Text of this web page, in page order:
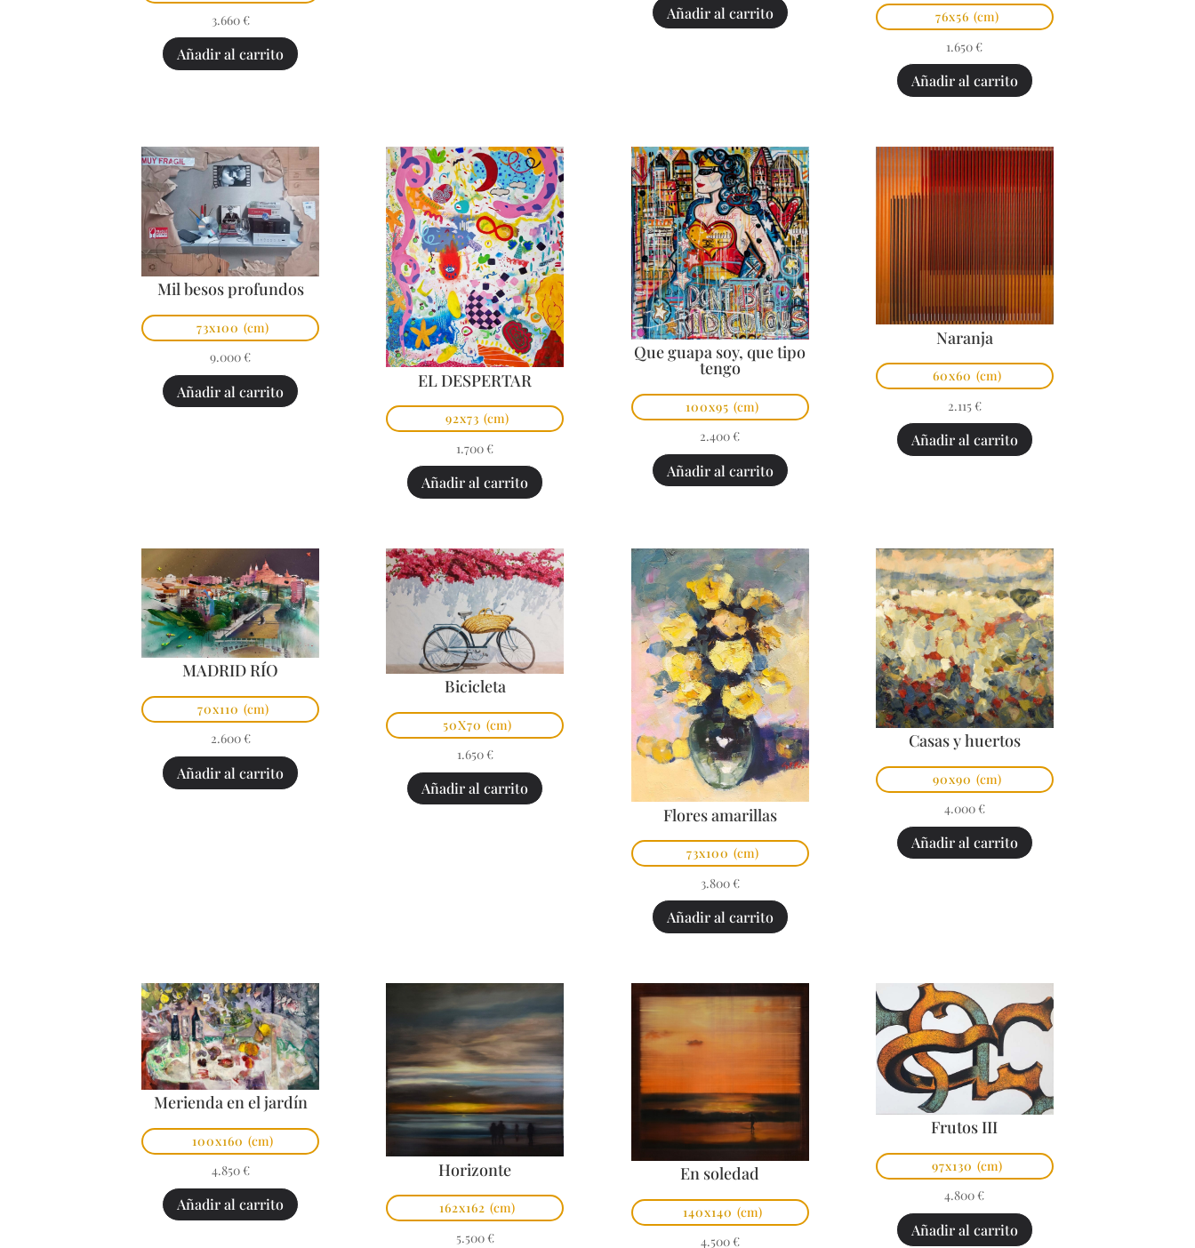
3.660 €
Añadir al carrito
Añadir al carrito 76x56 (cm)
1.650 €
Añadir al carrito
Mil besos profundos
73x100 (cm)
9.000 €
Añadir al carrito
EL DESPERTAR
92x73 (cm)
1.700 €
Añadir al carrito
Que guapa soy, que tipo
tengo
100x95 (cm)
2.400 €
Añadir al carrito
Naranja
60x60 (cm)
2.115 €
Añadir al carrito
MADRID RÍO
70x110 (cm)
2.600 €
Añadir al carrito
Bicicleta
50X70 (cm)
1.650 €
Añadir al carrito
Flores amarillas
73x100 (cm)
3.800 €
Añadir al carrito
Casas y huertos
90x90 (cm)
4.000 €
Añadir al carrito
Merienda en el jardín
100x160 (cm)
4.850 €
Añadir al carrito
Horizonte
162x162 (cm)
5.500 €
En soledad
140x140 (cm)
4.500 €
Frutos III
97x130 (cm)
4.800 €
Añadir al carrito